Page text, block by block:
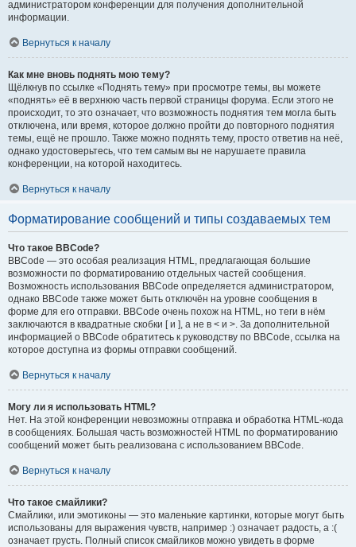
администратором конференции для получения дополнительной
информации.
Вернуться к началу
Как мне вновь поднять мою тему?
Щёлкнув по ссылке «Поднять тему» при просмотре темы, вы можете
«поднять» её в верхнюю часть первой страницы форума. Если этого не
происходит, то это означает, что возможность поднятия тем могла быть
отключена, или время, которое должно пройти до повторного поднятия
темы, ещё не прошло. Также можно поднять тему, просто ответив на неё,
однако удостоверьтесь, что тем самым вы не нарушаете правила
конференции, на которой находитесь.
Вернуться к началу
Форматирование сообщений и типы создаваемых тем
Что такое BBCode?
BBCode — это особая реализация HTML, предлагающая большие
возможности по форматированию отдельных частей сообщения.
Возможность использования BBCode определяется администратором,
однако BBCode также может быть отключён на уровне сообщения в
форме для его отправки. BBCode очень похож на HTML, но теги в нём
заключаются в квадратные скобки [ и ], а не в < и >. За дополнительной
информацией о BBCode обратитесь к руководству по BBCode, ссылка на
которое доступна из формы отправки сообщений.
Вернуться к началу
Могу ли я использовать HTML?
Нет. На этой конференции невозможны отправка и обработка HTML-кода
в сообщениях. Большая часть возможностей HTML по форматированию
сообщений может быть реализована с использованием BBCode.
Вернуться к началу
Что такое смайлики?
Смайлики, или эмотиконы — это маленькие картинки, которые могут быть
использованы для выражения чувств, например :) означает радость, а :(
означает грусть. Полный список смайликов можно увидеть в форме